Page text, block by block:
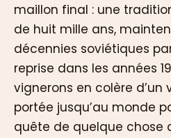
maillon final : une
de huit mille ans,
décennies soviétiques
reprise dans les années
vignerons en colère d’un
portée jusqu’au monde
quête de quelque chose